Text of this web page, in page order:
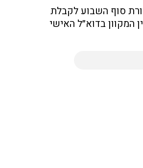
סוף השבוע לקבלת
המקוון בדוא״ל האישי